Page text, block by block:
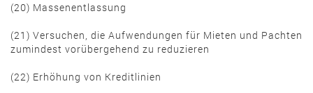
(20) Massenentlassung
(21) Versuchen, die Aufwendungen für Mieten und Pachten
zumindest vorübergehend zu reduzieren
(22) Erhöhung von Kreditlinien